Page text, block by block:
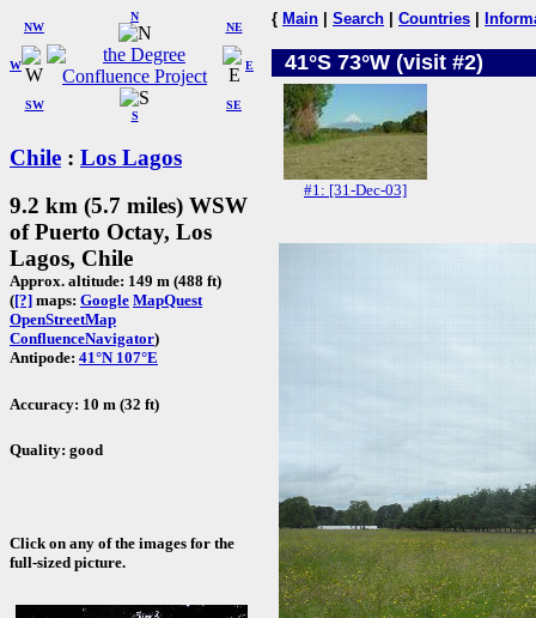
W
NW
N
NE
SW
S
SE
E
Chile : Los Lagos
9.2 km (5.7 miles) WSW
of Puerto Octay, Los
Lagos, Chile
Approx. altitude: 149 m (488 ft)
([?] maps: Google MapQuest
OpenStreetMap
ConfluenceNavigator)
Antipode: 41°N 107°E
Accuracy: 10 m (32 ft)
Quality: good
Click on any of the images for the
full-sized picture.
{ Main Search Countries
41°S 73°W (visit #2)
#1: [31-Dec-03]